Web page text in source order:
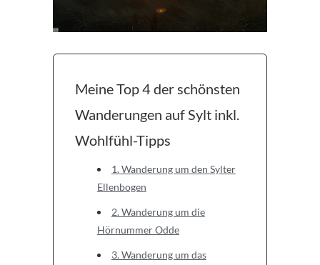
Meine Top 4 der schönsten
Wanderungen auf Sylt inkl.
Wohlfühl-Tipps
1. Wanderung um den Sylter
Ellenbogen
2. Wanderung um die
Hörnummer Odde
3. Wanderung um das